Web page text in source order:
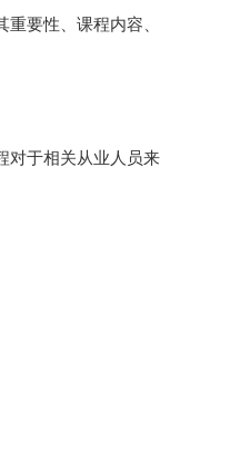
要性、课程内容、
对于相关从业人员来